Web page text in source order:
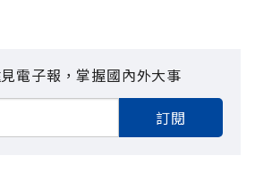
電子報，掌握國內外大事
訂閱